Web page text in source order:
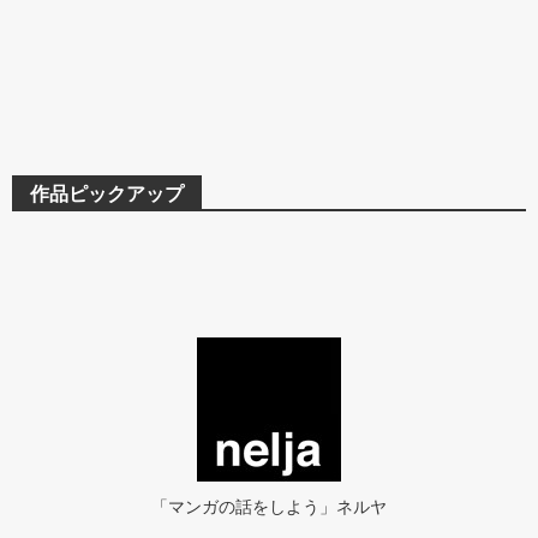
作品ピックアップ
「マンガの話をしよう」ネルヤ